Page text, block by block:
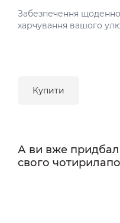
Забезпечення
харчування вашого
Купити
А ви вже
свого